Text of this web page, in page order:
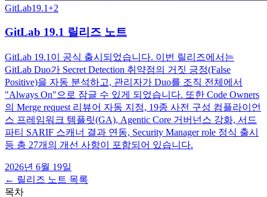
GitLab19.1+2
GitLab 19.1 릴리즈 노트
GitLab 19.1이 공식 출시되었습니다. 이번 릴리즈에서는
GitLab Duo가 Secret Detection 취약점의 거짓 긍정(False
Positive)을 자동 분석하고, 관리자가 Duo를 조직 전체에서
"Always On"으로 잠글 수 있게 되었습니다. 또한 Code Owners
의 Merge request 리뷰어 자동 지정, 19종 사전 구성 컴플라이언
스 프레임워크 템플릿(GA), Agentic Core 거버넌스 강화, 서드
파티 SARIF 스캐너 결과 연동, Security Manager role 정식 출시
등 총 27개의 개선 사항이 포함되어 있습니다.
2026년 6월 19일
← 릴리즈 노트 목록
목차